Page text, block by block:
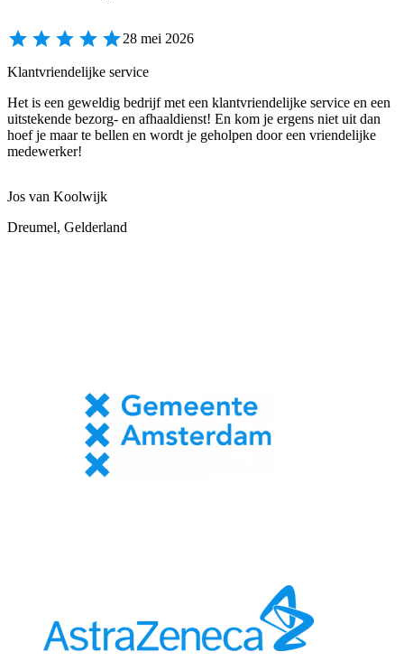
28 mei 2026
Klantvriendelijke service
Het is een geweldig bedrijf met een klantvriendelijke service en een
uitstekende bezorg- en afhaaldienst! En kom je ergens niet uit dan
hoef je maar te bellen en wordt je geholpen door een vriendelijke
medewerker!
Jos van Koolwijk
Dreumel, Gelderland